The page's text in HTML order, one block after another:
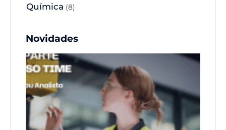
Química (8)
Novidades